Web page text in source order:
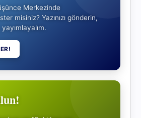
Merkezinde
misiniz? Yazınızı gönderin,